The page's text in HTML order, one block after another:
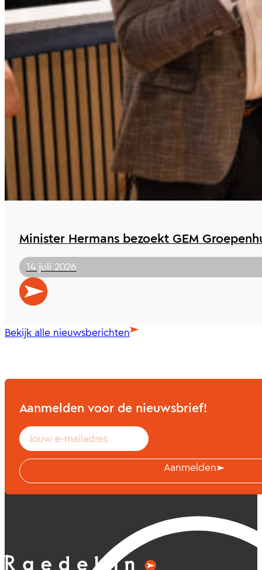
Minister Hermans bezoekt GEM
14 juli 2026
Bekijk alle nieuwsberichten
Aanmelden voor de nieuwsbrief!
Aanmelden